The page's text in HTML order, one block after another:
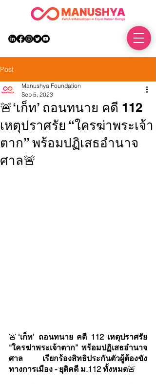
Post
🚨‘เก็ท’ ถอนทนาย คดี 112
เหตุปราศรัย “ใครฆ่าพระเจ้า
ตาก” พร้อมปฏิเสธอำนาจ
ศาล🚨
Manushya Foundation
Sep 5, 2023
🚨 ‘เก็ท’ ถอนทนาย คดี 112 เหตุปราศรัย
“ใครฆ่าพระเจ้าตาก” พร้อมปฏิเสธอำนาจ
ศาล เรียกร้องสิทธิประกันตัวผู้ต้องขัง
ทางการเมือง - ยุติคดี ม.112 ทั้งหมด🚨